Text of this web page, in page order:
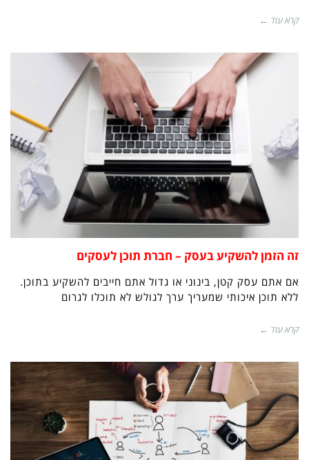
קרא עוד ←
זה הזמן להשקיע בעסק – חברת תוכן לעסקים
אם אתם עסק קטן, בינוני או גדול אתם חייבים להשקיע בתוכן.
ללא תוכן איכותי שמעריך ערך לגולש לא תוכלו לגרום
קרא עוד ←